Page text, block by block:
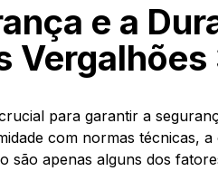
e a
para garantir a
com normas técnicas, a
são apenas alguns dos